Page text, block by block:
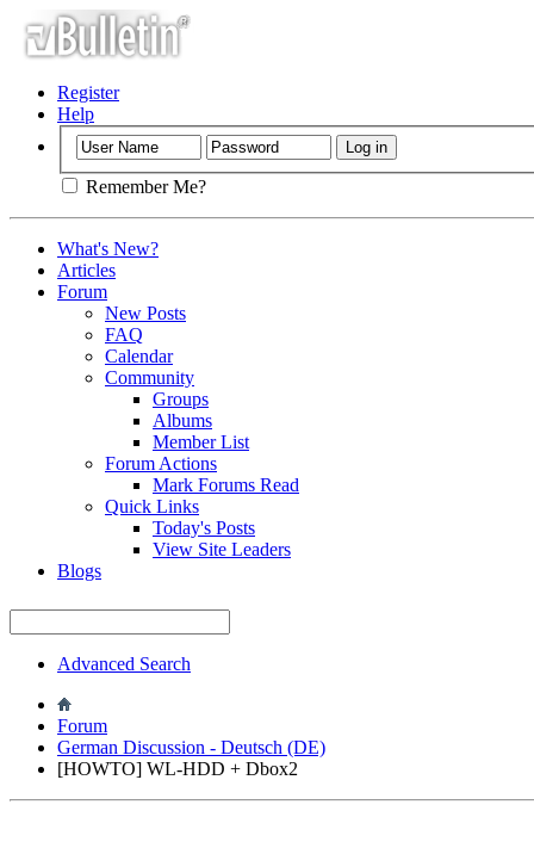
Register
Help
Remember Me?
What's New?
Articles
Forum
New Posts
FAQ
Calendar
Community
Groups
Albums
Member List
Forum Actions
Mark Forums Read
Quick Links
Today's Posts
View Site Leaders
Blogs
Advanced Search
Forum
German Discussion - Deutsch (DE)
[HOWTO] WL-HDD + Dbox2